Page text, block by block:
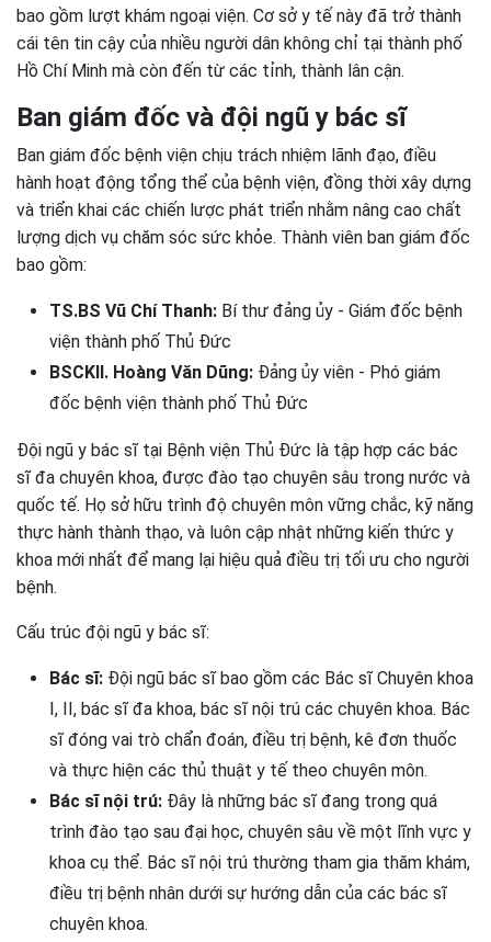
bao gồm lượt khám ngoại viện. Cơ sở y tế này đã trở thành
cái tên tin cậy của nhiều người dân không chỉ tại thành phố
Hồ Chí Minh mà còn đến từ các tỉnh, thành lân cận.
Ban giám đốc và đội ngũ y bác sĩ
Ban giám đốc bệnh viện chịu trách nhiệm lãnh đạo, điều
hành hoạt động tổng thể của bệnh viện, đồng thời xây dựng
và triển khai các chiến lược phát triển nhằm nâng cao chất
lượng dịch vụ chăm sóc sức khỏe. Thành viên ban giám đốc
bao gồm:
TS.BS Vũ Chí Thanh: Bí thư đảng ủy - Giám đốc bệnh
viện thành phố Thủ Đức
BSCKII. Hoàng Văn Dũng: Đảng ủy viên - Phó giám
đốc bệnh viện thành phố Thủ Đức
Đội ngũ y bác sĩ tại Bệnh viện Thủ Đức là tập hợp các bác
sĩ đa chuyên khoa, được đào tạo chuyên sâu trong nước và
quốc tế. Họ sở hữu trình độ chuyên môn vững chắc, kỹ năng
thực hành thành thạo, và luôn cập nhật những kiến thức y
khoa mới nhất để mang lại hiệu quả điều trị tối ưu cho người
bệnh.
Cấu trúc đội ngũ y bác sĩ:
Bác sĩ: Đội ngũ bác sĩ bao gồm các Bác sĩ Chuyên khoa
I, II, bác sĩ đa khoa, bác sĩ nội trú các chuyên khoa. Bác
sĩ đóng vai trò chẩn đoán, điều trị bệnh, kê đơn thuốc
và thực hiện các thủ thuật y tế theo chuyên môn.
Bác sĩ nội trú: Đây là những bác sĩ đang trong quá
trình đào tạo sau đại học, chuyên sâu về một lĩnh vực y
khoa cụ thể. Bác sĩ nội trú thường tham gia thăm khám,
điều trị bệnh nhân dưới sự hướng dẫn của các bác sĩ
chuyên khoa.